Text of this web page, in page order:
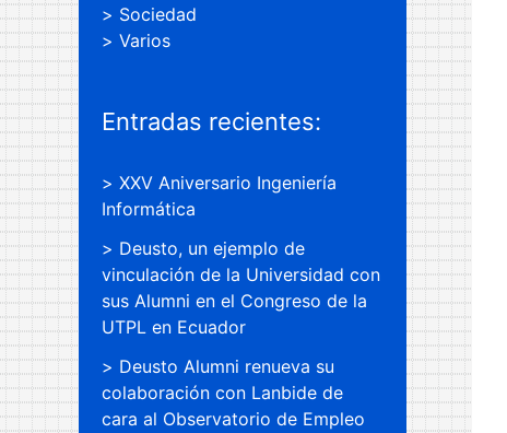
Sociedad
Varios
Entradas recientes:
XXV Aniversario Ingeniería
Informática
Deusto, un ejemplo de
vinculación de la Universidad con
sus Alumni en el Congreso de la
UTPL en Ecuador
Deusto Alumni renueva su
colaboración con Lanbide de
cara al Observatorio de Empleo